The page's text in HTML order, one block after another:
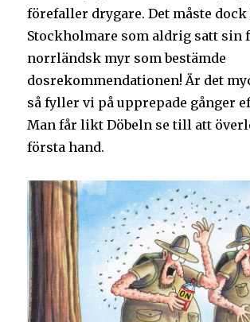
förefaller drygare. Det måste
Stockholmare som aldrig satt sin
norrländsk myr som bestämde
dosrekommendationen! Är det
så fyller vi på upprepade gånger
Man får likt Döbeln se till att
första hand.